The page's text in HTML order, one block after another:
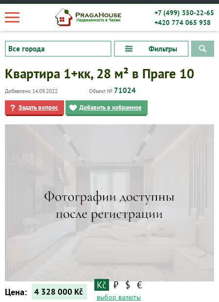
+7 (499) 350-22-65
+420 774 065 938
Фильтры
Квартира 1+кк, 28 м² в Праге 10
Добавлено 14.09.2022 Объект № 71024
Задать вопрос Добавить в избранное
Цена: 4 328 000 Kč
Kč ₽ $ €
выбор валюты